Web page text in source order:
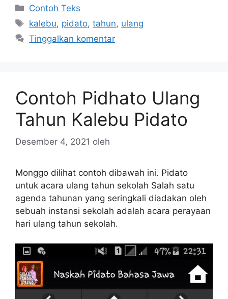
Kategori
Contoh Teks
Tag
kalebu, pidato,tahun, ulang
Tinggalkan komentar
Contoh Pidhato Ulang
Tahun Kalebu Pidato
Desember 4, 2021 oleh
Monggo dilihat contoh dibawah ini. Pidato
untuk acara ulang tahun sekolah Salah satu
agenda tahunan yang seringkali diadakan oleh
sebuah instansi sekolah adalah acara perayaan
hari ulang tahun sekolah.